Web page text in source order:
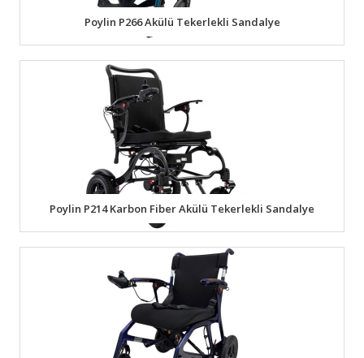
Poylin P266 Akülü Tekerlekli Sandalye
Poylin P214 Karbon Fiber Akülü Tekerlekli Sandalye